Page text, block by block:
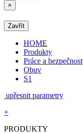
×
Zavřít
HOME
Produkty
Práce a bezpečnost
Obuv
S1
upřesnit parametry
+
PRODUKTY